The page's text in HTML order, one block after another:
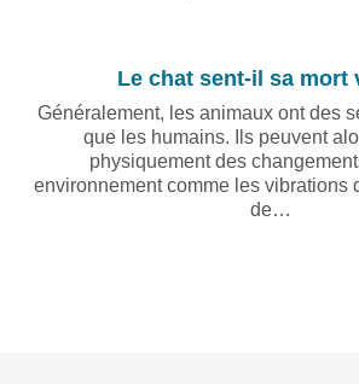
Le chat sent-il sa mort
Généralement, les animaux ont des
que les humains. Ils peuvent
physiquement des
environnement comme les vibrations
de…